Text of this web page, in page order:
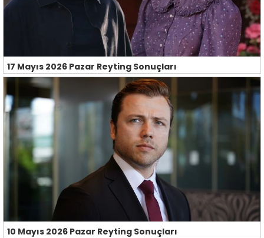
17 Mayıs 2026 Pazar Reyting Sonuçları
10 Mayıs 2026 Pazar Reyting Sonuçları